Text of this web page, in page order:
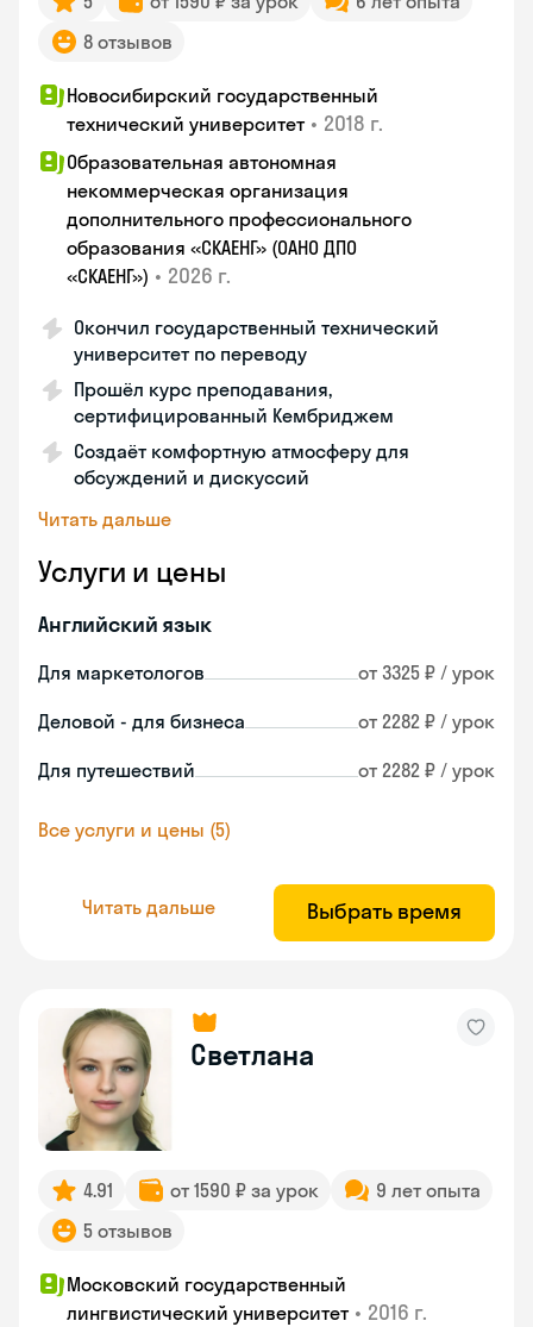
8 отзывов
Новосибирский государственный
технический университет • 2018 г.
Образовательная автономная
некоммерческая организация
дополнительного профессионального
образования «СКАЕНГ» (ОАНО ДПО
«СКАЕНГ») • 2026 г.
Окончил государственный технический
университет по переводу
Прошёл курс преподавания,
сертифицированный Кембриджем
Создаёт комфортную атмосферу для
обсуждений и дискуссий
Читать дальше
Услуги и цены
Английский язык
Для маркетологов от 3325 ₽ / урок
Деловой - для бизнеса от 2282 ₽ / урок
Для путешествий от 2282 ₽ / урок
Все услуги и цены (5)
Читать дальше Выбрать время
Светлана
4.91 от 1590 ₽ за урок
9 лет опыта
5 отзывов
Московский государственный
лингвистический университет • 2016 г.